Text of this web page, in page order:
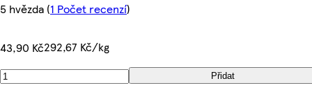
5 hvězda (1 Počet recenzí)
43,90 Kč292,67 Kč/kg
Přidat